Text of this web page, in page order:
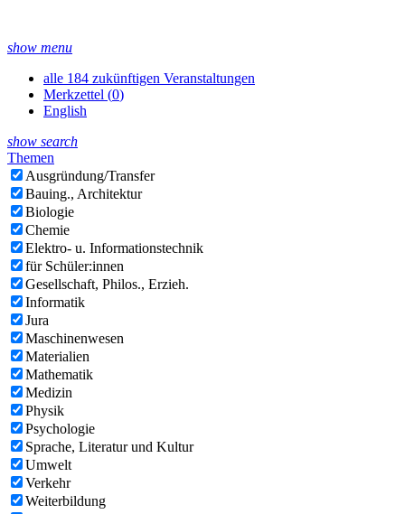
show menu
alle 184 zukünftigen Veranstaltungen
Merkzettel (0)
English
show search
Themen
Ausgründung/Transfer
Bauing., Architektur
Biologie
Chemie
Elektro- u. Informationstechnik
für Schüler:innen
Gesellschaft, Philos., Erzieh.
Informatik
Jura
Maschinenwesen
Materialien
Mathematik
Medizin
Physik
Psychologie
Sprache, Literatur und Kultur
Umwelt
Verkehr
Weiterbildung